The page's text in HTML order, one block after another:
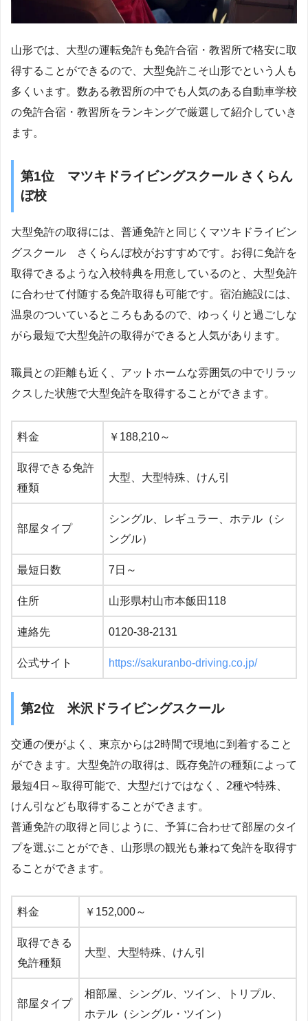
山形では、大型の運転免許も免許合宿・教習所で格安に取
得することができるので、大型免許こそ山形でという人も
多くいます。数ある教習所の中でも人気のある自動車学校
の免許合宿・教習所をランキングで厳選して紹介していき
ます。
第1位 マツキドライビングスクール さくらん
ぼ校
大型免許の取得には、普通免許と同じくマツキドライビン
グスクール さくらんぼ校がおすすめです。お得に免許を
取得できるような入校特典を用意しているのと、大型免許
に合わせて付随する免許取得も可能です。宿泊施設には、
温泉のついているところもあるので、ゆっくりと過ごしな
がら最短で大型免許の取得ができると人気があります。
職員との距離も近く、アットホームな雰囲気の中でリラッ
クスした状態で大型免許を取得することができます。
料金 ￥188,210～
取得できる免許
種類
大型、大型特殊、けん引
部屋タイプ
シングル、レギュラー、ホテル（シ
ングル）
最短日数 7日～
住所 山形県村山市本飯田118
連絡先 0120-38-2131
公式サイト https://sakuranbo-driving.co.jp/
第2位 米沢ドライビングスクール
交通の便がよく、東京からは2時間で現地に到着すること
ができます。大型免許の取得は、既存免許の種類によって
最短4日～取得可能で、大型だけではなく、2種や特殊、
けん引なども取得することができます。
普通免許の取得と同じように、予算に合わせて部屋のタイ
プを選ぶことができ、山形県の観光も兼ねて免許を取得す
ることができます。
料金 ￥152,000～
取得できる
免許種類
大型、大型特殊、けん引
部屋タイプ
相部屋、シングル、ツイン、トリプル、
ホテル（シングル・ツイン）